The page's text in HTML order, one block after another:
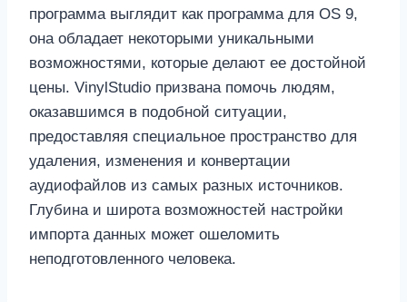
программа выглядит как программа для OS 9,
она обладает некоторыми уникальными
возможностями, которые делают ее достойной
цены. VinylStudio призвана помочь людям,
оказавшимся в подобной ситуации,
предоставляя специальное пространство для
удаления, изменения и конвертации
аудиофайлов из самых разных источников.
Глубина и широта возможностей настройки
импорта данных может ошеломить
неподготовленного человека.